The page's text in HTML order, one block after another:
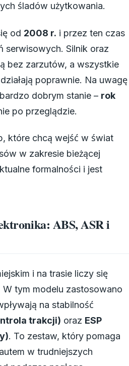
śladów użytkowania.
od 2008 r. i przez ten czas
serwisowych. Silnik oraz
bez zarzutów, a wszystkie
poprawnie. Na uwagę
dobrym stanie – rok
po przeglądzie.
które chcą wejść w świat
w zakresie bieżącej
formalności i jest
ABS, ASR i
i na trasie liczy się
tym modelu zastosowano
na stabilność
trakcji) oraz ESP
. To zestaw, który pomaga
w trudniejszych